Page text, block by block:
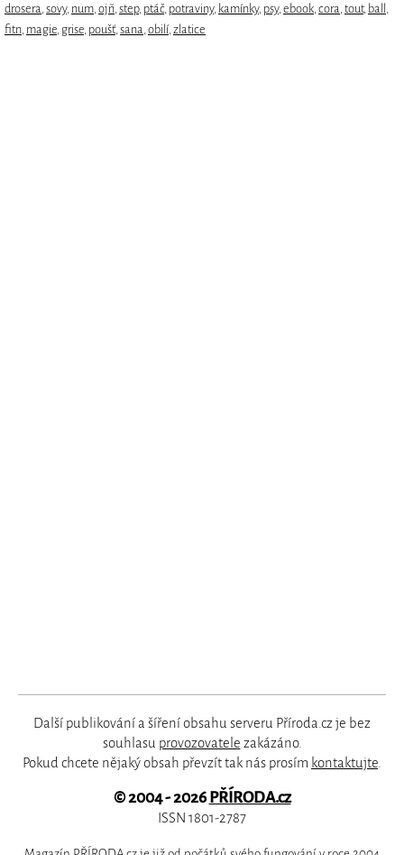
drosera sovy, num ojñ step, ptáč, potraviny, kamínky, psy, ebook cora tout, ball
fitn magie grise poušť, sana obilí, zlatice
Další publikování a šíření obsahu serveru Příroda.cz je bez
souhlasu provozovatele zakázáno.
Pokud chcete nějaký obsah převzít tak nás prosím kontaktujte
© 2004 - 2026PŘÍRODA.cz
ISSN 1801-2787